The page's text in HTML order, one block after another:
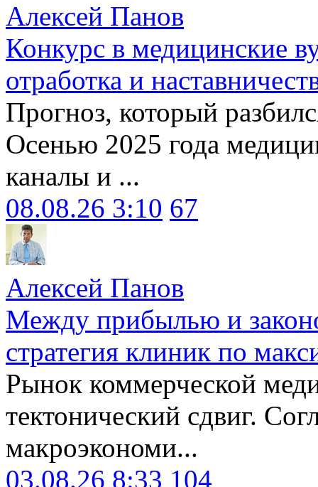
Алексей Панов
Конкурс в медицинские
отработка и
Прогноз, который
Осенью 2025 года
каналы и ...
08.08.26 3:10 67
Алексей Панов
Между прибылью и
стратегия клиник по
Рынок коммерческой
тектонический сдвиг.
макроэкономи...
03.08.26 8:33 104